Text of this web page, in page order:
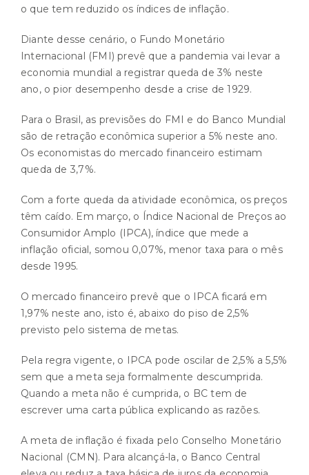
o que tem reduzido os índices de inflação.
Diante desse cenário, o Fundo Monetário
Internacional (FMI) prevê que a pandemia vai levar a
economia mundial a registrar queda de 3% neste
ano, o pior desempenho desde a crise de 1929.
Para o Brasil, as previsões do FMI e do Banco Mundial
são de retração econômica superior a 5% neste ano.
Os economistas do mercado financeiro estimam
queda de 3,7%.
Com a forte queda da atividade econômica, os preços
têm caído. Em março, o Índice Nacional de Preços ao
Consumidor Amplo (IPCA), índice que mede a
inflação oficial, somou 0,07%, menor taxa para o mês
desde 1995.
O mercado financeiro prevê que o IPCA ficará em
1,97% neste ano, isto é, abaixo do piso de 2,5%
previsto pelo sistema de metas.
Pela regra vigente, o IPCA pode oscilar de 2,5% a 5,5%
sem que a meta seja formalmente descumprida.
Quando a meta não é cumprida, o BC tem de
escrever uma carta pública explicando as razões.
A meta de inflação é fixada pelo Conselho Monetário
Nacional (CMN). Para alcançá-la, o Banco Central